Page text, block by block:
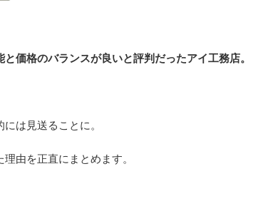
と価格のバランスが良いと評判だったアイ工務店。
は見送ることに。
由を正直にまとめます。